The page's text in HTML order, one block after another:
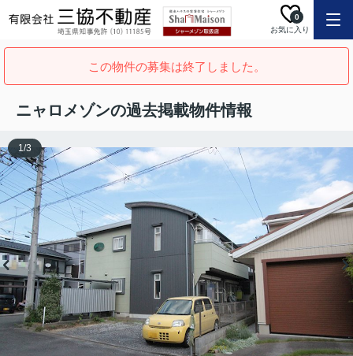
お気に入り
0
この物件の募集は終了しました。
ニャロメゾンの過去掲載物件情報
1/3